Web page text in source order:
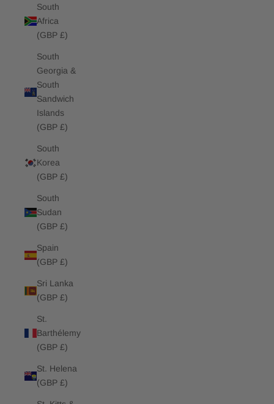
South
Africa
(GBP £)
South
Georgia &
South
Sandwich
Islands
(GBP £)
South
Korea
(GBP £)
South
Sudan
(GBP £)
Spain
(GBP £)
Sri Lanka
(GBP £)
St.
Barthélemy
(GBP £)
St. Helena
(GBP £)